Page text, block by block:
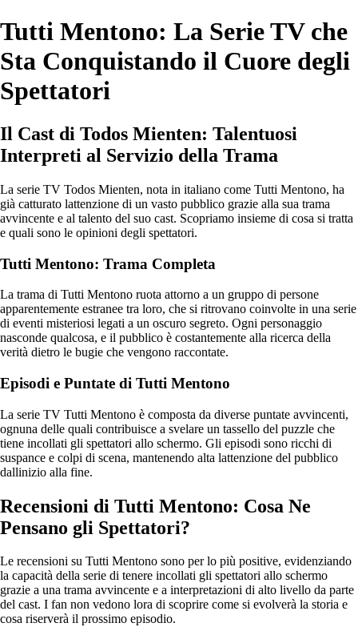
Tutti Mentono: La Serie TV che
Sta Conquistando il Cuore degli
Spettatori
Il Cast di Todos Mienten: Talentuosi
Interpreti al Servizio della Trama
La serie TV Todos Mienten, nota in italiano come Tutti Mentono, ha
già catturato lattenzione di un vasto pubblico grazie alla sua trama
avvincente e al talento del suo cast. Scopriamo insieme di cosa si tratta
e quali sono le opinioni degli spettatori.
Tutti Mentono: Trama Completa
La trama di Tutti Mentono ruota attorno a un gruppo di persone
apparentemente estranee tra loro, che si ritrovano coinvolte in una serie
di eventi misteriosi legati a un oscuro segreto. Ogni personaggio
nasconde qualcosa, e il pubblico è costantemente alla ricerca della
verità dietro le bugie che vengono raccontate.
Episodi e Puntate di Tutti Mentono
La serie TV Tutti Mentono è composta da diverse puntate avvincenti,
ognuna delle quali contribuisce a svelare un tassello del puzzle che
tiene incollati gli spettatori allo schermo. Gli episodi sono ricchi di
suspance e colpi di scena, mantenendo alta lattenzione del pubblico
dallinizio alla fine.
Recensioni di Tutti Mentono: Cosa Ne
Pensano gli Spettatori?
Le recensioni su Tutti Mentono sono per lo più positive, evidenziando
la capacità della serie di tenere incollati gli spettatori allo schermo
grazie a una trama avvincente e a interpretazioni di alto livello da parte
del cast. I fan non vedono lora di scoprire come si evolverà la storia e
cosa riserverà il prossimo episodio.